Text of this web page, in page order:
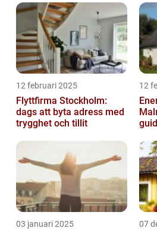
12 februari 2025
Flyttfirma Stockholm:
dags att byta adress med
trygghet och tillit
12
03 januari 2025 07